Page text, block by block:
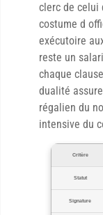
clerc de celui
costume d
exécutoire
reste un
chaque
dualité
régalien du
intensive du
Critère
Statut
Signature